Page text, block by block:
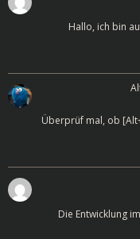
Hallo, ich bin
Überprüf mal, ob
Die Entwicklung